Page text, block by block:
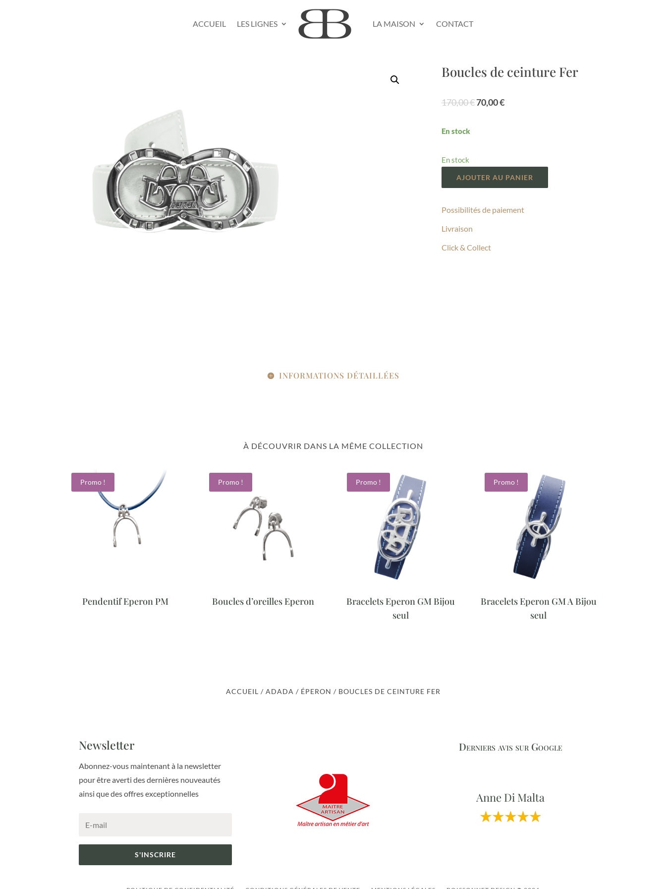
ACCUEIL LES LIGNES LA MAISON CONTACT
Boucles de ceinture Fer
170,00€Le
70,00€Le
En stock
En stock
AJOUTER AU PANIER
Possibilités de paiement
Livraison
Click & Collect
INFORMATIONS DÉTAILLÉES
À DÉCOUVRIR DANS LA MÊME COLLECTION
Promo !
Pendentif Eperon PM
Promo !
Boucles d’oreilles Eperon
Promo !
Bracelets Eperon GM Bijou
seul
Promo !
Bracelets Eperon GM A Bijou
seul
ACCUEIL / ADADA / ÉPERON / BOUCLES DE CEINTURE FER
Newsletter
Abonnez-vous maintenant à la newsletter
pour être averti des dernières nouveautés
ainsi que des offres exceptionnelles
S'INSCRIRE
Derniers avis sur Google
Anne Di Malta